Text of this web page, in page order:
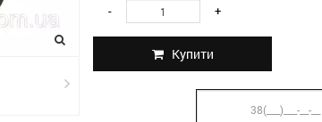
- +
Купити